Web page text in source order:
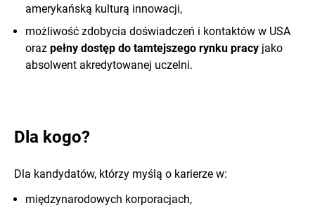
amerykańską kulturą innowacji,
możliwość zdobycia doświadczeń i kontaktów w USA
oraz pełny dostęp do tamtejszego rynku pracy jako
absolwent akredytowanej uczelni.
Dla kogo?
Dla kandydatów, którzy myślą o karierze w:
międzynarodowych korporacjach,